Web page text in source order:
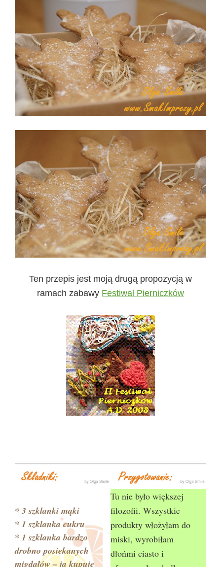
Ten przepis jest moją drugą propozycją w
ramach zabawy Festiwal Pierniczków
* 3 szklanki mąki
* 1 szklanka cukru
* 1 szklanka bardzo
drobno posiekanych
migdałów – ja kupuję
Tu nie było większej
filozofii. Wszystkie
produkty włożyłam do
miski, wyrobiłam
dłońmi ciasto i